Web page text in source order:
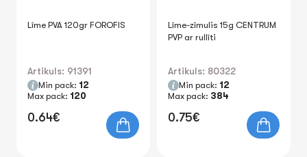
Līme PVA 120gr FOROFIS
Artikuls: 91391
Min pack: 12
Max pack: 120
0.64€
Līme-zīmulis 15g CENTRUM
PVP ar rullīti
Artikuls: 80322
Min pack: 12
Max pack: 384
0.75€